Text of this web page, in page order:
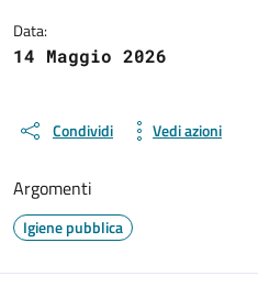
Data:
14 Maggio 2026
Condividi Vedi azioni
Argomenti
Igiene pubblica